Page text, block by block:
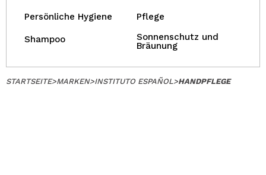
Persönliche Hygiene Pflege
Shampoo
Sonnenschutz und
Bräunung
STARTSEITE>MARKEN>INSTITUTO ESPAÑOL>HANDPFLEGE